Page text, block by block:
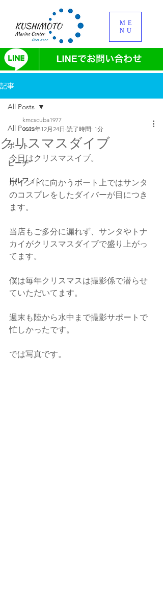
ME
NU
記事
All Posts
ボート
ビーチ
ドルフィン
All Posts
クリスマスダイブ
kmcscuba1977
2023年12月24日 読了時間: 1分
今日はクリスマスイブ。
ポイントに向かうボート上ではサンタ
のコスプレをしたダイバーが目につき
ます。
当店もご多分に漏れず、サンタやトナ
カイがクリスマスダイブで盛り上がっ
てます。
僕は毎年クリスマスは撮影係で潜らせ
ていただいてます。
週末も陸から水中まで撮影サポートで
忙しかったです。
では写真です。